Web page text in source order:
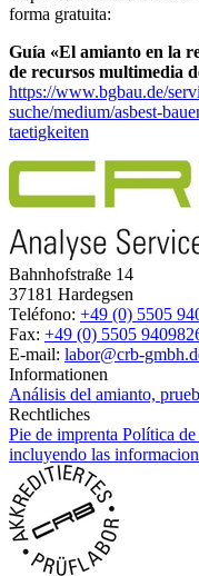
forma gratuita:
Guía «El amianto en la
de recursos multimedia
https://www.bgbau.de/
suche/medium/asbest-
taetigkeiten
Bahnhofstraße 14
37181 Hardegsen
Teléfono: +49 (0) 5505
Fax: +49 (0) 5505
E-mail: labor@crb-
Informationen
Análisis del amianto,
Rechtliches
Pie de imprenta Política
incluyendo las